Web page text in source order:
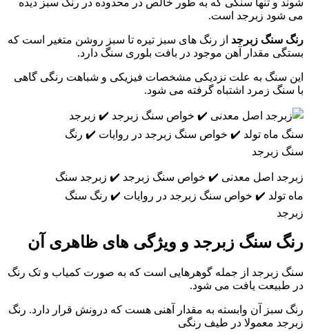
شود زبرجد است.
سنگ زبرجداز رنگ های سبز تیره تا سبز روشن متغیر است که
مقدار آهن موجود در بافت بلوری سنگ دارد.
سنگ به علت نزدیکی مشخصات فیزیکی و شباهت رنگی گاهی
زمرد اشتباه گرفته می شود.
اصل معدنی ✔️ خواص سنگ زبرجد ✔️ زبرجد سنگ
تولد ✔️ خواص سنگ زبرجد در روایات ✔️ رنگ سنگ
سنگ زبرجد و ویژگی های ظاهری آن
زبرجد از جمله گوهرهایی است که به صورت کمیاب و تک رنگ
طبیعت یافت می شود.
سبز آن وابسته به مقدار آهنی هست که درونش قرار دارد. رنگ
معمولا در طیف رنگی